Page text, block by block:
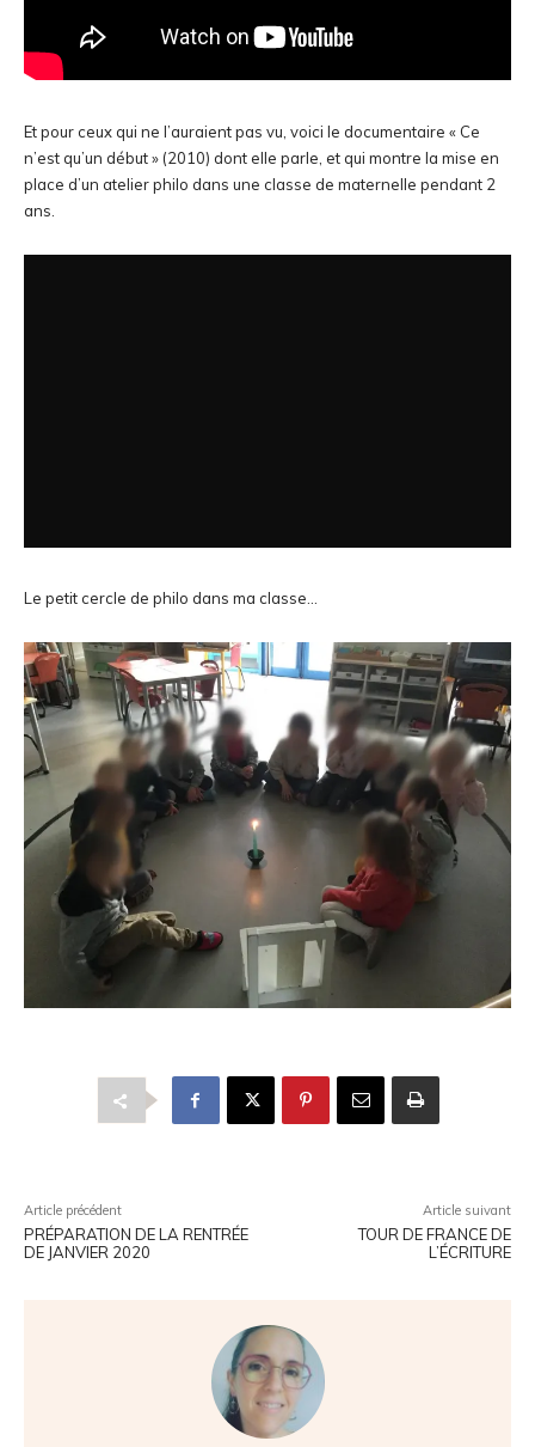
Et pour ceux qui ne l’auraient pas vu, voici le documentaire « Ce
n’est qu’un début » (2010) dont elle parle, et qui montre la mise en
place d’un atelier philo dans une classe de maternelle pendant 2
ans.
Le petit cercle de philo dans ma classe…
Article précédent
PRÉPARATION DE LA RENTRÉE
DE JANVIER 2020
Article suivant
TOUR DE FRANCE DE
L’ÉCRITURE